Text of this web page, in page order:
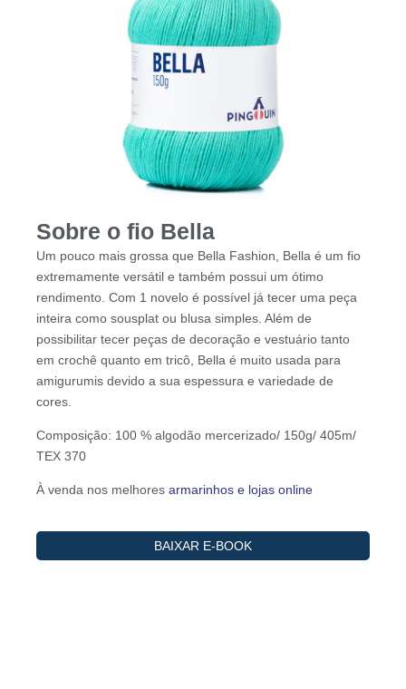
Sobre o fio Bella
Um pouco mais grossa que Bella Fashion, Bella é um fio
extremamente versátil e também possui um ótimo
rendimento. Com 1 novelo é possível já tecer uma peça
inteira como sousplat ou blusa simples. Além de
possibilitar tecer peças de decoração e vestuário tanto
em crochê quanto em tricô, Bella é muito usada para
amigurumis devido a sua espessura e variedade de
cores.
Composição: 100 % algodão mercerizado/ 150g/ 405m/
TEX 370
À venda nos melhores armarinhos e lojas online